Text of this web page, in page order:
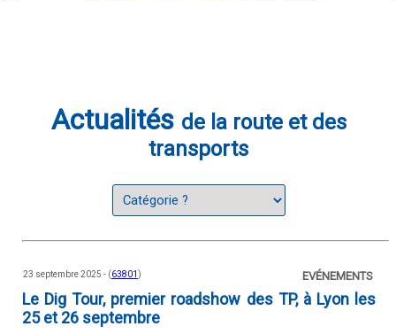
Actualités de la route et des
transports
23 septembre 2025 - (63801 ) EVÉNEMENTS
Le Dig Tour, premier roadshow des TP, à Lyon les
25 et 26 septembre